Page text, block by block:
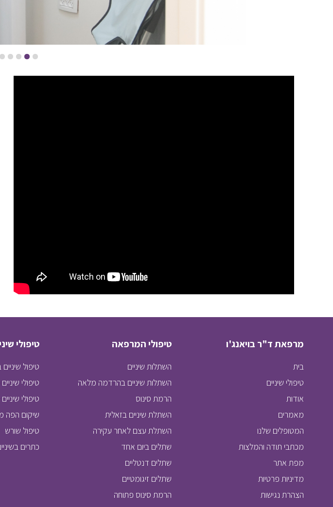
מרפאת ד"ר בויאנג'ו
בית
טיפולי שיניים
אודות
מאמרים
המטופלים שלנו
מכתבי תודה והמלצות
מפת אתר
מדיניות פרטיות
הצהרת נגישות
טיפולי המרפאה
השתלות שיניים
השתלות שיניים בהרדמה מלאה
הרמת סינוס
השתלת שיניים בזאלית
השתלת עצם לאחר עקירה
שתלים ביום אחד
שתלים דנטליים
שתלים זיגומטיים
הרמת סינוס פתוחה
טיפולי
טיפול
טיפולי
טיפולי
שיקום הפה
טיפול שורש
כתרים